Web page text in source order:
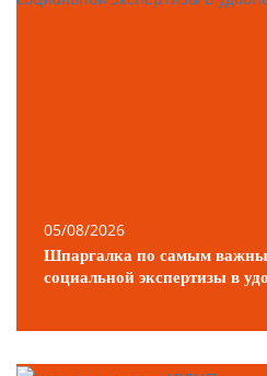
05/08/2026
Шпаргалка по самым
социальной экспертизы в